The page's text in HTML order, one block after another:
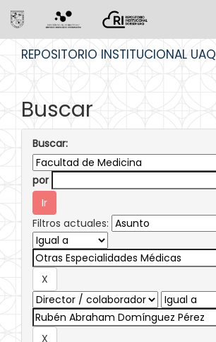
REPOSITORIO INSTITUCIONAL UAQ
Buscar
Buscar:
por
Filtros actuales: